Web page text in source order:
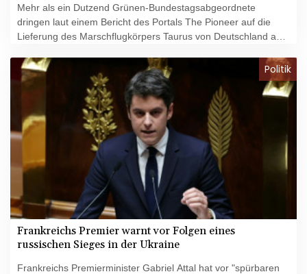
Mehr als ein Dutzend Grünen-Bundestagsabgeordnete
dringen laut einem Bericht des Portals The Pioneer auf die
Lieferung des Marschflugkörpers Taurus von Deutschland an
Dienstagnachmittag mindestens 13 Abgeordnete eine
gemeinsame persönliche Erklärung, in der solche Lieferungen
gefordert werden. Dem Unions-Antrag für Taurus-Lieferungen
wollen die Unterzeichnerinnen und Unterzeichner aber
demnach am Donnerstag im Bundestag nicht zustimmen.
Politik
Frankreichs Premier warnt vor Folgen eines
russischen Sieges in der Ukraine
Frankreichs Premierminister Gabriel Attal hat vor "spürbaren